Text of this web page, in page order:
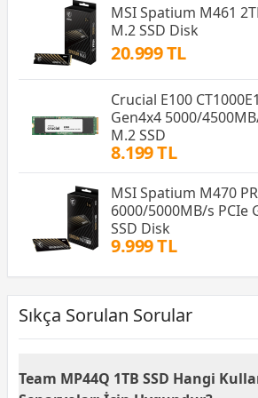
MSI Spatium M461
M.2 SSD Disk
20.999 TL
Crucial E100
Gen4x4 5000/
M.2 SSD
8.199 TL
MSI Spatium M470
6000/5000MB/s PCIe
SSD Disk
9.999 TL
Sıkça Sorulan Sorular
Team MP44Q 1TB SSD Hangi